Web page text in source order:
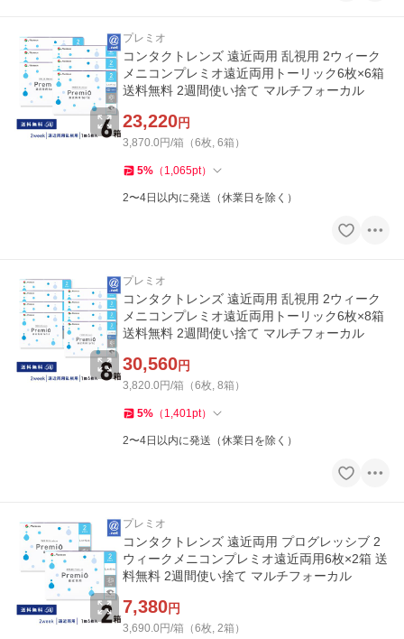
プレミオ
コンタクトレンズ 遠近両用 乱視用 2ウィーク
メニコンプレミオ遠近両用トーリック6枚×6箱
送料無料 2週間使い捨て マルチフォーカル
23,220円
3,870.0円/箱（6枚, 6箱）
5% （ 1,065pt）
2〜4日以内に発送（休業日を除く）
プレミオ
コンタクトレンズ 遠近両用 乱視用 2ウィーク
メニコンプレミオ遠近両用トーリック6枚×8箱
送料無料 2週間使い捨て マルチフォーカル
30,560円
3,820.0円/箱（6枚, 8箱）
5% （ 1,401pt）
2〜4日以内に発送（休業日を除く）
プレミオ
コンタクトレンズ 遠近両用 プログレッシブ 2
ウィークメニコンプレミオ遠近両用6枚×2箱 送
料無料 2週間使い捨て マルチフォーカル
7,380円
3,690.0円/箱（6枚, 2箱）